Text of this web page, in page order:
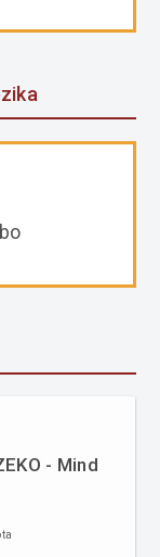
- Mind